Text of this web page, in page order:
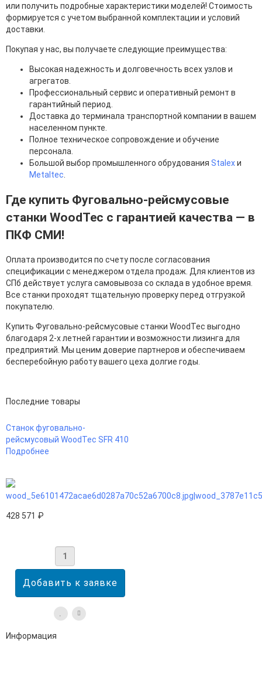
или получить подробные характеристики моделей! Стоимость
формируется с учетом выбранной комплектации и условий
доставки.
Покупая у нас, вы получаете следующие преимущества:
Высокая надежность и долговечность всех узлов и
агрегатов.
Профессиональный сервис и оперативный ремонт в
гарантийный период.
Доставка до терминала транспортной компании в вашем
населенном пункте.
Полное техническое сопровождение и обучение
персонала.
Большой выбор промышленного обрудования Stalexи
Metaltec.
Где купить Фуговально-рейсмусовые
станки WoodTec с гарантией качества — в
ПКФ СМИ!
Оплата производится по счету после согласования
спецификации с менеджером отдела продаж. Для клиентов из
СПб действует услуга самовывоза со склада в удобное время.
Все станки проходят тщательную проверку перед отгрузкой
покупателю.
Купить Фуговально-рейсмусовые станки WoodTec выгодно
благодаря 2-х летней гарантии и возможности лизинга для
предприятий. Мы ценим доверие партнеров и обеспечиваем
бесперебойную работу вашего цеха долгие годы.
Последние товары
Станок фуговально-
рейсмусовый WoodTec SFR 410
Подробнее
428 571 ₽
Информация